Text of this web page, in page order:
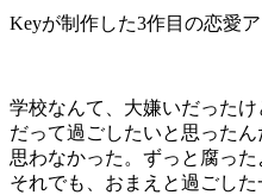
Keyが制作した3作目の恋愛
学校なんて、大嫌いだった
だって過ごしたいと思ったん
思わなかった。ずっと腐った
それでも、おまえと過ごし